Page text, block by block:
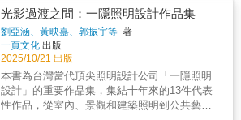
的酸楚、他的堅持、他的犬儒、他的抱負與他
的信念。這本單冊作品全集以整體總覽的架構
方式，勾勒出勒．柯比意龐然廣衍的作品體
系。相對於另一套八卷的系列作品集，本書在
內容編排上，經勒．柯比意和編輯消化後，為
系統整理的精華版，作品依據主題分類，分
為：●私人住宅建築●大型公共建築●博物館、
兩座建築金鼎獎。陳仁和的作品，既是結構工
學的精采演繹，也是對南方土地的深刻回應。
他能在宗教、文教、住宅等公共與私人建築
中，混融日本、華人、西方乃至東南亞文化，
形成一種自由、大膽而具地域性的語言。他的
建築沒有宏偉姿態，卻帶著日常性的親切，你
彷彿會在高雄街頭偶遇這位和藹的歐吉桑，正
面圖、立面圖、剖面圖，一看就懂設計細節。
5.學習有脈絡：15張大事記年表為你統整建築
大師生平。6.建築大師名言語錄經典收藏。
勢力的強烈挑釁！在建築師林貴榮眼中，勒．
柯比意在保守的二十世紀初，以叛逆者與革命
家的姿態，勇於向僵化的建築教育和保守的創
作觀念發出最直接的挑戰，甚至不惜與尊敬的
學校導師決裂，只為了走出他所堅持信仰的那
條現代建築之路，是他更值得為世人所認識的
一面。林貴榮更深入勒．柯比意的矛盾核心：
旅行壯遊到作品風格◎在旅行中被賦予勇氣，
並親身感受這世上的瞬息萬變。──妹島和世◎
跟妹島學到最多的，是她面對建築的姿勢。──
石上純也【本書特色】● 全書由永真急制設計
師陳聖智操刀，美術紙精印＋精緻燙箔、廣開
本裝幀●不只是作品，多向度的認識論：從性
格、歷程到與台灣合作秘辛●從發跡作品、經典
之作到登陸台灣，有脈絡、有系統的作品導覽●
光影過渡之間：一隱照明設計作品集
劉亞涵、黃映嘉、郭振宇等 著
一頁文化 出版
2025/10/21 出版
本書為台灣當代頂尖照明設計公司「一隱照明
設計」的重要作品集，集結十年來的13件代表
性作品，從室內、景觀和建築照明到公共藝術